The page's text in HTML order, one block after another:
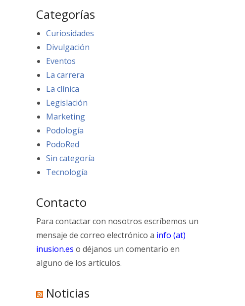
Categorías
Curiosidades
Divulgación
Eventos
La carrera
La clínica
Legislación
Marketing
Podología
PodoRed
Sin categoría
Tecnología
Contacto
Para contactar con nosotros escríbemos un
mensaje de correo electrónico a info (at)
inusion.es o déjanos un comentario en
alguno de los artículos.
Noticias